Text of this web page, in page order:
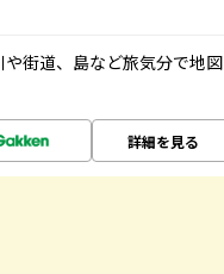
街道、島など旅気分で地図
詳細を見る